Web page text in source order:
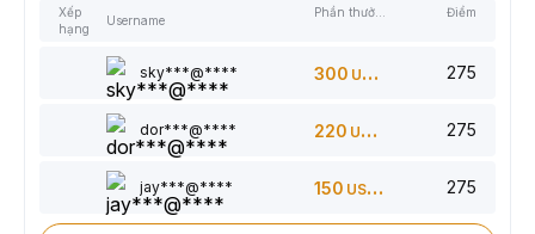
Xếp
hạng
Username
Điểm
sky***@**** 300 USDT 275
dor***@**** 220 USDT 275
jay***@**** 150 USDT 275